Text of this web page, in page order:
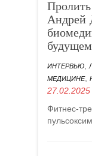
Андрей
будущем
ИНТЕРВЬЮ
МЕДИЦИНЕ,
27.02.2025
Фитнес-